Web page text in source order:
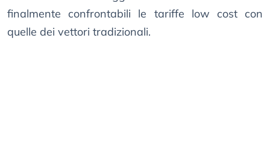
finalmente confrontabili le tariffe low cost con
quelle dei vettori tradizionali.